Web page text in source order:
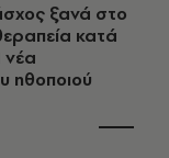
ξανά στο
κατά
νέα
ηθοποιού